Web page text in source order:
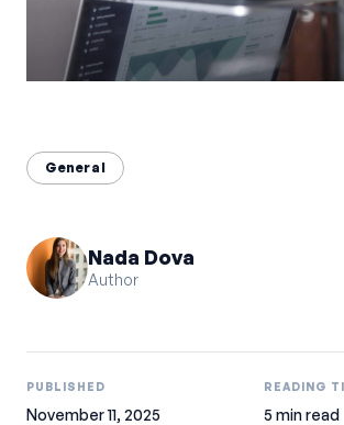
General
Nada Dova
Author
PUBLISHED
November 11, 2025
READING
5 min read